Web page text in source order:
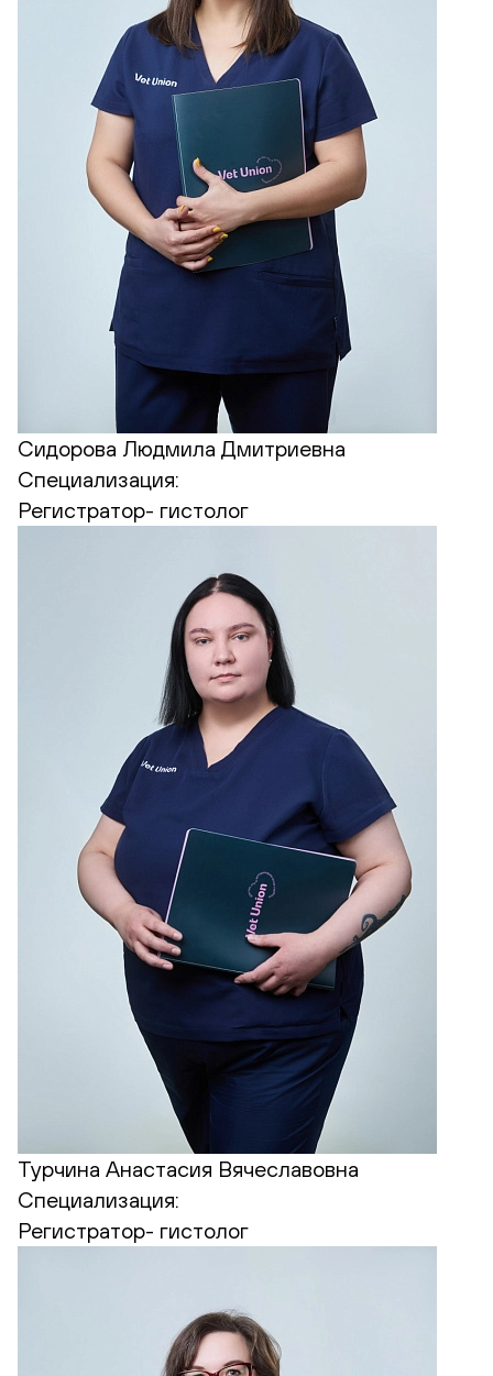
Сидорова Людмила Дмитриевна
Специализация:
Регистратор- гистолог
Турчина Анастасия Вячеславовна
Специализация:
Регистратор- гистолог